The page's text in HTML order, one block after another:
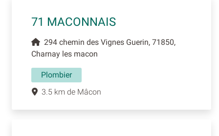
71 MACONNAIS
294 chemin des Vignes Guerin, 71850,
Charnay les macon
Plombier
3.5 km de Mâcon